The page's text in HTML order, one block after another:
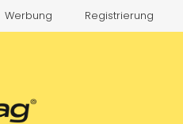
Werbung Registrierung